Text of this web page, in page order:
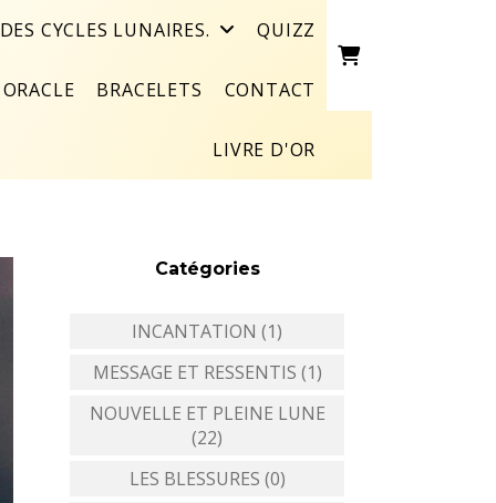
CYCLES LUNAIRES. QUIZZ
ORACLE BRACELETS CONTACT
LIVRE D'OR
Catégories
INCANTATION (1)
MESSAGE ET RESSENTIS (1)
NOUVELLE ET PLEINE LUNE
(22)
LES BLESSURES (0)